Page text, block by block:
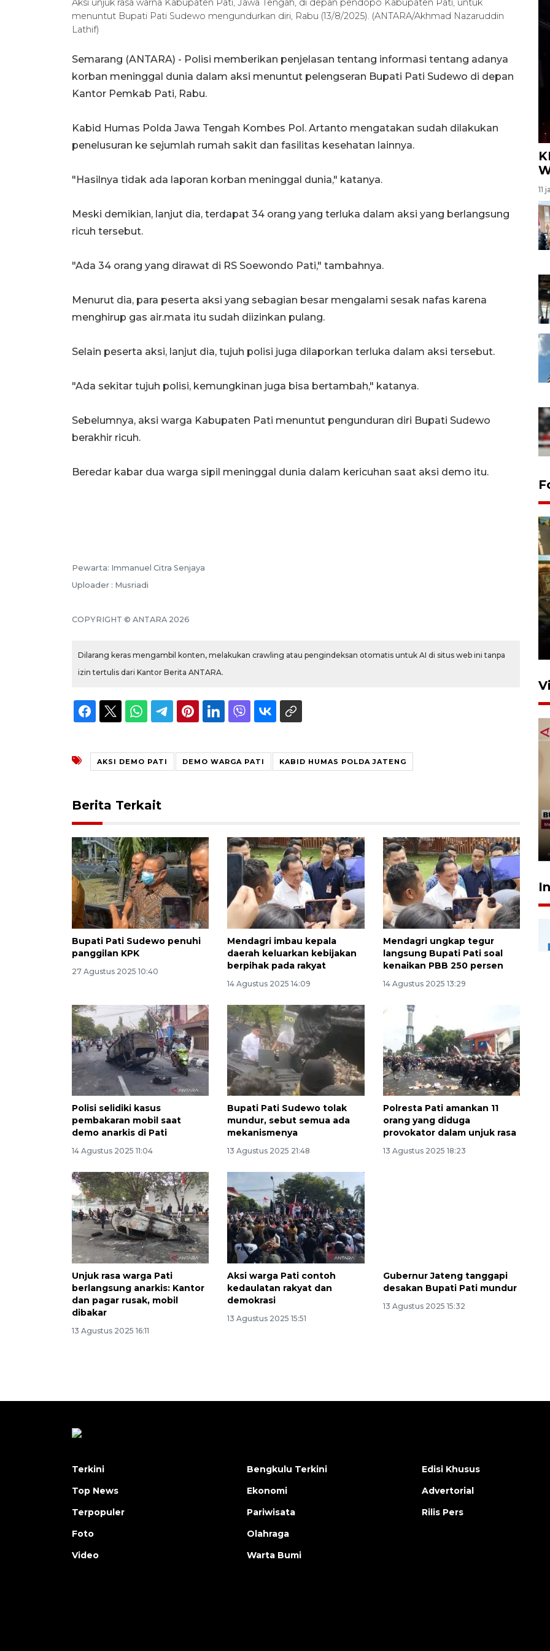
Aksi unjuk rasa warna Kabupaten Pati, Jawa Tengah, di depan pendopo Kabupaten Pati, untuk
menuntut Bupati Pati Sudewo mengundurkan diri, Rabu (13/8/2025). (ANTARA/Akhmad Nazaruddin
Lathif)
Semarang (ANTARA) - Polisi memberikan penjelasan tentang informasi tentang adanya
korban meninggal dunia dalam aksi menuntut pelengseran Bupati Pati Sudewo di depan
Kantor Pemkab Pati, Rabu.
Kabid Humas Polda Jawa Tengah Kombes Pol. Artanto mengatakan sudah dilakukan
penelusuran ke sejumlah rumah sakit dan fasilitas kesehatan lainnya.
"Hasilnya tidak ada laporan korban meninggal dunia," katanya.
Meski demikian, lanjut dia, terdapat 34 orang yang terluka dalam aksi yang berlangsung
ricuh tersebut.
"Ada 34 orang yang dirawat di RS Soewondo Pati," tambahnya.
Menurut dia, para peserta aksi yang sebagian besar mengalami sesak nafas karena
menghirup gas air.mata itu sudah diizinkan pulang.
Selain peserta aksi, lanjut dia, tujuh polisi juga dilaporkan terluka dalam aksi tersebut.
"Ada sekitar tujuh polisi, kemungkinan juga bisa bertambah," katanya.
Sebelumnya, aksi warga Kabupaten Pati menuntut pengunduran diri Bupati Sudewo
berakhir ricuh.
Beredar kabar dua warga sipil meninggal dunia dalam kericuhan saat aksi demo itu.
Pewarta: Immanuel Citra Senjaya
Uploader : Musriadi
COPYRIGHT © ANTARA 2026
Dilarang keras mengambil konten, melakukan crawling atau pengindeksan otomatis untuk AI di situs web ini tanpa
izin tertulis dari Kantor Berita ANTARA.
AKSI DEMO PATI DEMO WARGA PATI KABID HUMAS POLDA JATENG
Berita Terkait
Bupati Pati Sudewo penuhi
panggilan KPK
27 Agustus 2025 10:40
Mendagri imbau kepala
daerah keluarkan kebijakan
berpihak pada rakyat
14 Agustus 2025 14:09
Mendagri ungkap tegur
langsung Bupati Pati soal
kenaikan PBB 250 persen
14 Agustus 2025 13:29
Polisi selidiki kasus
pembakaran mobil saat
demo anarkis di Pati
14 Agustus 2025 11:04
Bupati Pati Sudewo tolak
mundur, sebut semua ada
mekanismenya
13 Agustus 2025 21:48
Polresta Pati amankan 11
orang yang diduga
provokator dalam unjuk rasa
13 Agustus 2025 18:23
Unjuk rasa warga Pati
berlangsung anarkis: Kantor
dan pagar rusak, mobil
dibakar
13 Agustus 2025 16:11
Aksi warga Pati contoh
kedaulatan rakyat dan
demokrasi
13 Agustus 2025 15:51
Gubernur Jateng tanggapi
desakan Bupati Pati mundur
13 Agustus 2025 15:32
11
17 Juli 2026 13:24
Memberantas kejahatan
jalanan Jakarta
Terkini
Top News
Terpopuler
Foto
Video
Bengkulu Terkini
Ekonomi
Pariwisata
Olahraga
Warta Bumi
Edisi Khusus
Advertorial
Rilis Pers